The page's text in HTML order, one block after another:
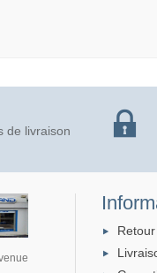
de livraison